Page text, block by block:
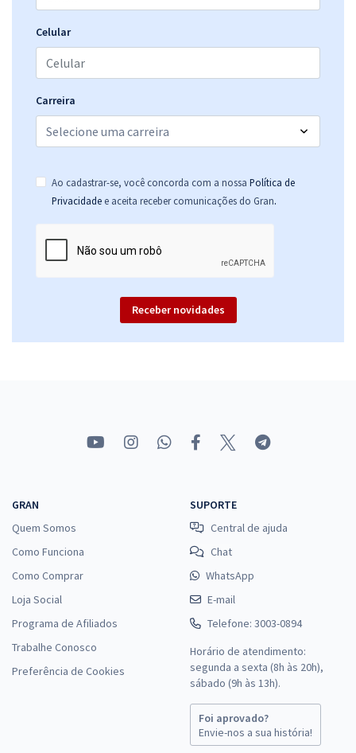
R$ 295,84à vista
Economize R$ 73,96 (-20%)
Comprar
TRT 2ª Região (SP) - Tribunal Regional do Trabalho - Analista
31,32
Comprar
Comprar
TRT 2ª Região (SP) - Tribunal Regional do Trabalho - Conhecimentos
Específicos para o cargo de Analista Judiciário - Área Apoio
R$25,99
Economize R$ 77,98 (-20%)
Comprar
TRT 2ª Região (SP) - Tribunal Regional do Trabalho - Conhecimentos
Específicos para o cargo de Analista Judiciário - Área Administrativa
Celular
Carreira
Ao cadastrar-se, você concorda com a nossa Política de
Privacidade e aceita receber comunicações do Gran.
Receber novidades
GRAN
Quem Somos
Como Funciona
Como Comprar
Loja Social
Programa de Afiliados
Trabalhe Conosco
Preferência de Cookies
SUPORTE
Central de ajuda
Chat
WhatsApp
E-mail
Telefone: 3003-0894
Horário de atendimento:
segunda a sexta (8h às 20h),
sábado (9h às 13h).
Foi aprovado?
Envie-nos a sua história!